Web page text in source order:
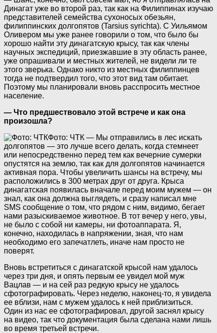
Динагат уже во второй раз, так как на Филиппинах изучаю
представителей семейства сухоносых обезьян,
филиппинских долгопятов (Tarsius syrichta). С Уильямом
Оливером мы уже ранее говорили о том, что было бы
хорошо найти эту динагатскую крысу, так как члены
научных экспедиций, приезжавшие в эту область ранее,
уже опрашивали и местных жителей, не видели ли те
этого зверька. Однако никто из местных филиппинцев
тогда не подтвердил того, что этот вид там обитает.
Поэтому мы планировали вновь расспросить местное
население.
— Что предшествовало этой встрече и как она
произошла?
Фото: ЧТК — Мы отправились в лес искать
долгопятов — это лучше всего делать, когда стемнеет
или непосредственно перед тем как вечерние сумерки
опустятся на землю, так как для долгопятов начинается
активная пора. Чтобы увеличить шансы на встречу, мы
расположились в 300 метрах друг от друга. Крыса
динагатская появилась вначале перед моим мужем — он
знал, как она должна выглядеть, и сразу написал мне
SMS сообщение o том, что рядом с ним, видимо, бегает
нами разыскиваемое животное. В тот вечер у него, увы,
не было с собой ни камеры, ни фотоаппарата. Я,
конечно, находилась в напряжении, зная, что нам
необходимо его запечатлеть, иначе нам просто не
поверят.
Вновь встретиться с динагатской крысой нам удалось
через три дня, и опять первым ее увидел мой муж
Вацлав — и на сей раз редкую крысу не удалось
сфотографировать. Через неделю, наконец-то, я увидела
ее вблизи, нам с мужем удалось к ней приблизиться.
Один из нас ее сфотографировал, другой заснял крысу
на видео, так что документация была сделана нами лишь
во время третьей встречи.